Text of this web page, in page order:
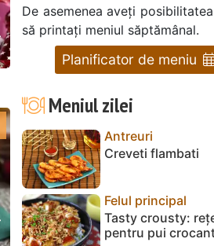
De asemenea aveți
să printați meniul săptămânal.
Planificator de meniu
Meniul zilei
Antreuri
Creveti flambati
Felul principal
Tasty crousty:
pentru pui